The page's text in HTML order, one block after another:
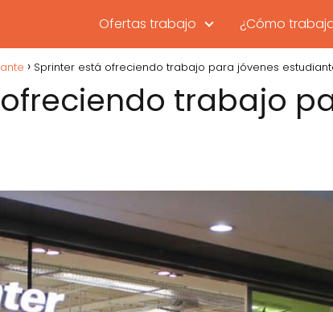
Ofertas trabajo ¿Cómo
Sprinter está ofreciendo trabajo para jóvenes
trabajo